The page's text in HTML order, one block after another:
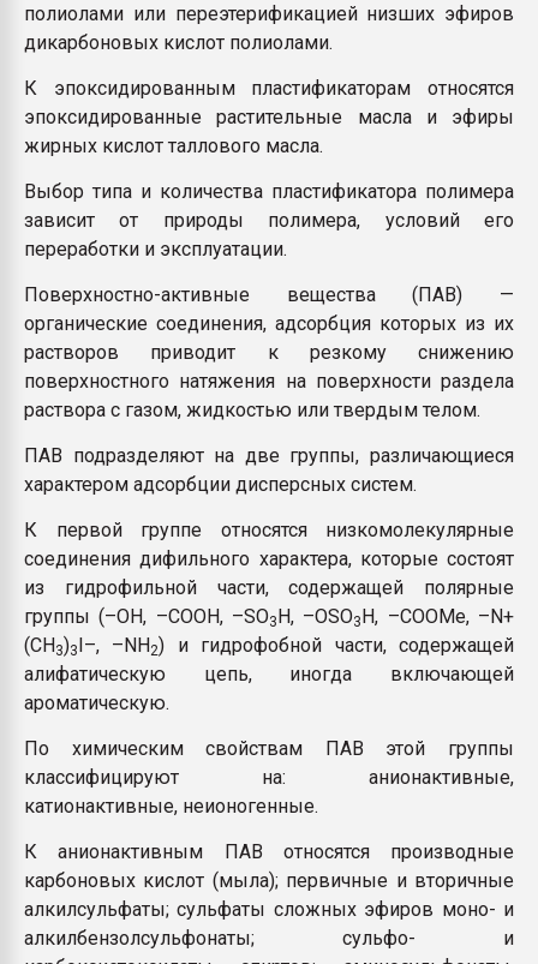
полиолами или переэтерификацией низших эфиров
дикарбоновых кислот полиолами.
К эпоксидированным пластификаторам относятся
эпоксидированные растительные масла и эфиры
жирных кислот таллового масла.
Выбор типа и количества пластификатора полимера
зависит от природы полимера, условий его
переработки и эксплуатации.
Поверхностно-активные вещества (ПАВ) —
органические соединения, адсорбция которых из их
растворов приводит к резкому снижению
поверхностного натяжения на поверхности раздела
раствора с газом, жидкостью или твердым телом.
ПАВ подразделяют на две группы, различающиеся
характером адсорбции дисперсных систем.
К первой группе относятся низкомолекулярные
соединения дифильного характера, которые состоят
из гидрофильной части, содержащей полярные
группы (–OH, –COOH, –SO3H, –OSO3H, –COOMe, –N+
(CH3)3I–, –NH2) и гидрофобной части, содержащей
алифатическую цепь, иногда включающей
ароматическую.
По химическим свойствам ПАВ этой группы
классифицируют на: анионактивные,
катионактивные, неионогенные.
К анионактивным ПАВ относятся производные
карбоновых кислот (мыла); первичные и вторичные
алкилсульфаты; сульфаты сложных эфиров моно- и
алкилбензолсульфонаты; сульфо- и